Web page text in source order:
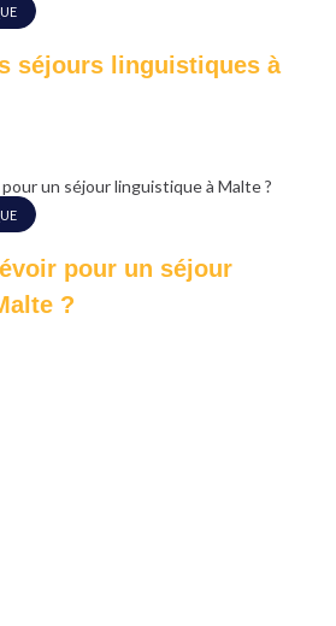
séjours linguistiques à
pour un séjour
?